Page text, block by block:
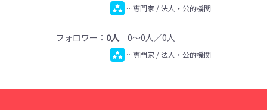
…専門家 / 法人・公的機関
フォロワー： 0人0～0人／0人
…専門家 / 法人・公的機関